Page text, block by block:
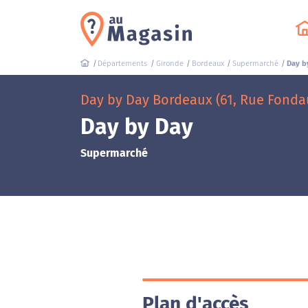
Départements Gironde Bordeaux Supermarché Day
Day by Day Bordeaux (61, Rue
Day by Day
Supermarché